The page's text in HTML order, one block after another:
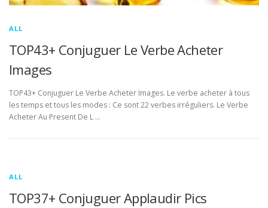
ALL
TOP43+ Conjuguer Le Verbe Acheter
Images
TOP43+ Conjuguer Le Verbe Acheter Images. Le verbe acheter à tous
les temps et tous les modes : Ce sont 22 verbes irréguliers. Le Verbe
Acheter Au Present De L …
ALL
TOP37+ Conjuguer Applaudir Pics